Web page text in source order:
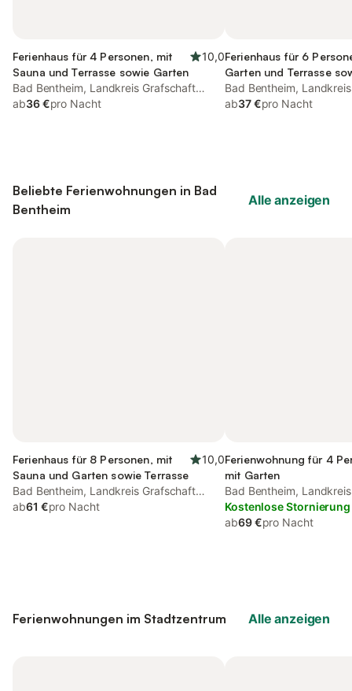
Ferienhaus für 4 Personen, mit
Sauna und Terrasse sowie Garten
10,0
Bad Bentheim, Landkreis Grafschaft
Bentheim
ab36 €pro Nacht
Ferienhaus für 6
Garten und Terrasse
Bad Bentheim,
Bentheim
ab37 €pro Nacht
Beliebte Ferienwohnungen in Bad
Bentheim
Alle anzeigen
Ferienhaus für 8 Personen, mit
Sauna und Garten sowie Terrasse
10,0
Bad Bentheim, Landkreis Grafschaft
Bentheim
ab61 €pro Nacht
Ferienwohnung für 4
mit Garten
Bad Bentheim,
Bentheim
Kostenlose Stornierung
ab69 €pro Nacht
Ferienwohnungen im Stadtzentrum Alle anzeigen